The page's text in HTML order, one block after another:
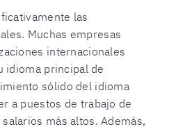
las
Muchas empresas
internacionales
idioma principal de
sólido del idioma
a puestos de trabajo de
más altos. Además,